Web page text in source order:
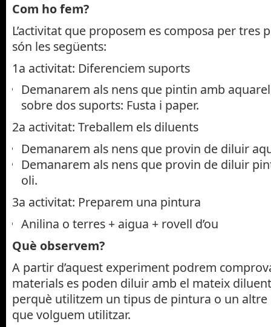
Com ho fem?
L’activitat que proposem es composa per tres
són les següents:
1a activitat: Diferenciem suports
Demanarem als nens que pintin amb
sobre dos suports: Fusta i paper.
2a activitat: Treballem els diluents
Demanarem als nens que provin de diluir
Demanarem als nens que provin de diluir
oli.
3a activitat: Preparem una pintura
Anilina o terres + aigua + rovell d’ou
Què observem?
A partir d’aquest experiment podrem
materials es poden diluir amb el mateix
perquè utilitzem un tipus de pintura o un
que volguem utilitzar.